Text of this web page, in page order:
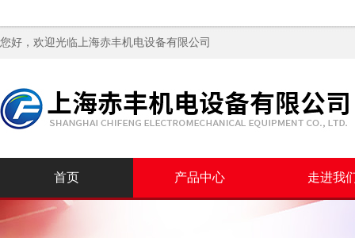
您好，欢迎光临上海赤丰机电设备有限公司
首页 产品中心 走进我